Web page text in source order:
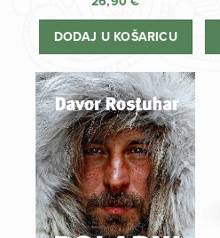
DODAJ U KOŠARICU